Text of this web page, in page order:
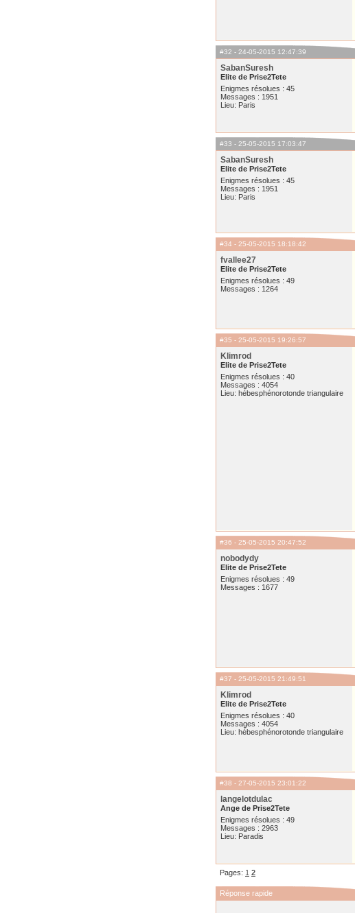
#32 - 24-05-2015 12:47:39
SabanSuresh
Elite de Prise2Tete
Enigmes résolues : 45
Messages : 1951
Lieu: Paris
#33 - 25-05-2015 17:03:47
SabanSuresh
Elite de Prise2Tete
Enigmes résolues : 45
Messages : 1951
Lieu: Paris
#34 - 25-05-2015 18:18:42
fvallee27
Elite de Prise2Tete
Enigmes résolues : 49
Messages : 1264
#35 - 25-05-2015 19:26:57
Klimrod
Elite de Prise2Tete
Enigmes résolues : 40
Messages : 4054
Lieu: hébesphénorotonde triangulaire
#36 - 25-05-2015 20:47:52
nobodydy
Elite de Prise2Tete
Enigmes résolues : 49
Messages : 1677
#37 - 25-05-2015 21:49:51
Klimrod
Elite de Prise2Tete
Enigmes résolues : 40
Messages : 4054
Lieu: hébesphénorotonde triangulaire
#38 - 27-05-2015 23:01:22
langelotdulac
Ange de Prise2Tete
Enigmes résolues : 49
Messages : 2963
Lieu: Paradis
Pages: 1 2
Réponse rapide